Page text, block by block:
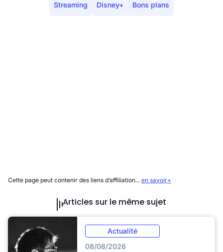
Streaming Disney+ Bons plans
Cette page peut contenir des liens d’affiliation... en savoir+
Articles sur le même sujet
Actualité
08/08/2026